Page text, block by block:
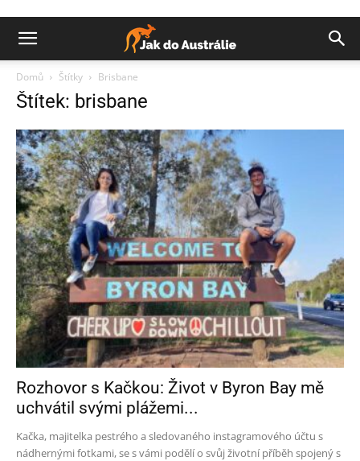
Domů Štítky Brisbane
Štítek: brisbane
Rozhovor s Kačkou: Život v Byron Bay mě
uchvátil svými plážemi...
Kačka, majitelka pestrého a sledovaného instagramového účtu s
nádhernými fotkami, se s vámi podělí o svůj životní příběh spojený s